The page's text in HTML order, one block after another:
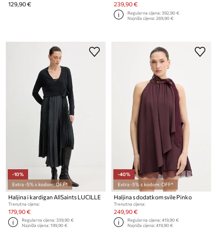
129,90 € 239,90 €
Regularna cijena:392,90 €
Najniža cijena:269,90 €
-10%
Extra -5% s kodom: OFF*
Haljina i kardigan AllSaints LUCILLE
Trenutna cijena:
179,90 €
Regularna cijena:339,90 €
Najniža cijena:199,90 €
-40%
Extra -5% s kodom: OFF*
Haljina s dodatkom svile Pinko
Trenutna cijena:
249,90 €
Regularna cijena:419,90 €
Najniža cijena:419,90 €